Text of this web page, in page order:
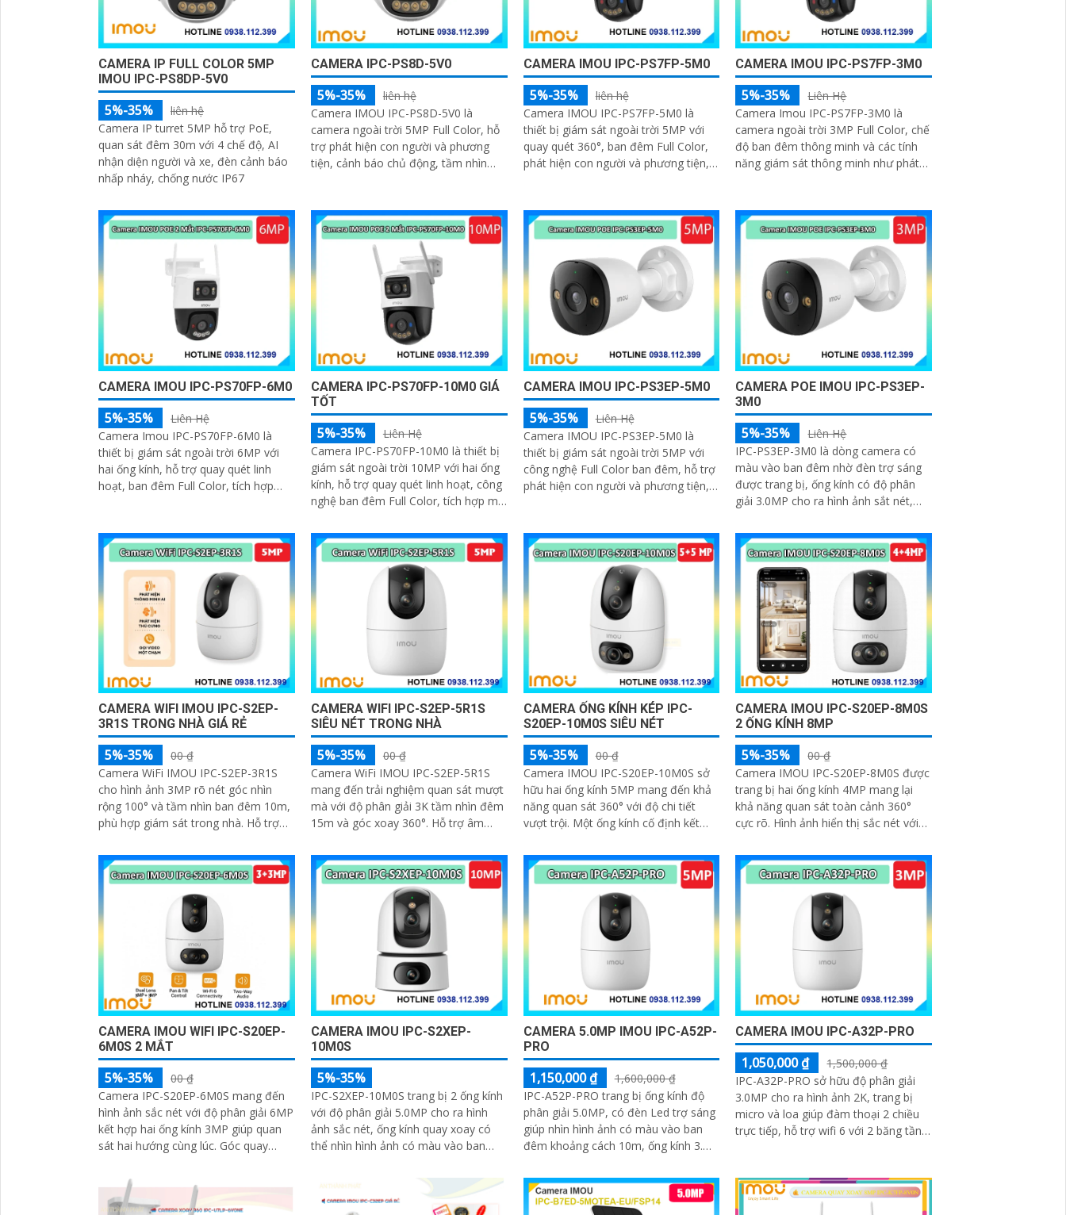
CAMERA IP FULL COLOR 5MP
IMOU IPC-PS8DP-5V0
5%-35%
liên hệ
Camera IP turret 5MP hỗ trợ PoE,
quan sát đêm 30m với 4 chế độ, AI
nhận diện người và xe, đèn cảnh báo
nhấp nháy, chống nước IP67
CAMERA IPC-PS8D-5V0
5%-35%
liên hệ
Camera IMOU IPC-PS8D-5V0 là
camera ngoài trời 5MP Full Color, hỗ
trợ phát hiện con người và phương
tiện, cảnh báo chủ động, tầm nhìn
nghiệp
CAMERA IMOU IPC-PS7FP-5M0
5%-35%
liên hệ
Camera IMOU IPC-PS7FP-5M0 là
thiết bị giám sát ngoài trời 5MP với
quay quét 360°, ban đêm Full Color,
phát hiện con người và phương tiện,
CAMERA IMOU IPC-PS7FP-3M0
5%-35%
Liên Hệ
Camera Imou IPC-PS7FP-3M0 là
camera ngoài trời 3MP Full Color, chế
độ ban đêm thông minh và các tính
năng giám sát thông minh như phát
hàng, bảo vệ an ninh hiệu quả
CAMERA IMOU IPC-PS70FP-6M0
5%-35%
Liên Hệ
Camera Imou IPC-PS70FP-6M0 là
thiết bị giám sát ngoài trời 6MP với
hai ống kính, hỗ trợ quay quét linh
hoạt, ban đêm Full Color, tích hợp
đặt cho gia đình, cửa hàng và văn
phòng
CAMERA IPC-PS70FP-10M0 GIÁ
TỐT
5%-35%
Liên Hệ
Camera IPC-PS70FP-10M0 là thiết bị
giám sát ngoài trời 10MP với hai ống
kính, hỗ trợ quay quét linh hoạt, công
nghệ ban đêm Full Color, tích hợp mic
và phương tiện, phù hợp lắp đặt cho
gia đình, cửa hàng và văn phòng
CAMERA IMOU IPC-PS3EP-5M0
5%-35%
Liên Hệ
Camera IMOU IPC-PS3EP-5M0 là
thiết bị giám sát ngoài trời 5MP với
công nghệ Full Color ban đêm, hỗ trợ
phát hiện con người và phương tiện,
cửa hàng và văn phòng
CAMERA POE IMOU IPC-PS3EP-
3M0
5%-35%
Liên Hệ
IPC-PS3EP-3M0 là dòng camera có
màu vào ban đêm nhờ đèn trợ sáng
được trang bị, ống kính có độ phân
giải 3.0MP cho ra hình ảnh sắt nét,
CAMERA WIFI IMOU IPC-S2EP-
3R1S TRONG NHÀ GIÁ RẺ
5%-35%
00 ₫
Camera WiFi IMOU IPC-S2EP-3R1S
cho hình ảnh 3MP rõ nét góc nhìn
rộng 100° và tầm nhìn ban đêm 10m,
phù hợp giám sát trong nhà. Hỗ trợ
chiều và kết nối Wi-Fi ổn định giúp
quan sát từ xa
CAMERA WIFI IPC-S2EP-5R1S
SIÊU NÉT TRONG NHÀ
5%-35%
00 ₫
Camera WiFi IMOU IPC-S2EP-5R1S
mang đến trải nghiệm quan sát mượt
mà với độ phân giải 3K tầm nhìn đêm
15m và góc xoay 360°. Hỗ trợ âm
chạm và lưu trữ thẻ nhớ tới 256GB
CAMERA ỐNG KÍNH KÉP IPC-
S20EP-10M0S SIÊU NÉT
5%-35%
00 ₫
Camera IMOU IPC-S20EP-10M0S sở
hữu hai ống kính 5MP mang đến khả
năng quan sát 360° với độ chi tiết
vượt trội. Một ống kính cố định kết
diện mà không bỏ sót điểm mù
CAMERA IMOU IPC-S20EP-8M0S
2 ỐNG KÍNH 8MP
5%-35%
00 ₫
Camera IMOU IPC-S20EP-8M0S được
trang bị hai ống kính 4MP mang lại
khả năng quan sát toàn cảnh 360°
cực rõ. Hình ảnh hiển thị sắc nét với
ngang 355° và dọc 90°
CAMERA IMOU WIFI IPC-S20EP-
6M0S 2 MẮT
5%-35%
00 ₫
Camera IPC-S20EP-6M0S mang đến
hình ảnh sắc nét với độ phân giải 6MP
kết hợp hai ống kính 3MP giúp quan
sát hai hướng cùng lúc. Góc quay
ngoại 15m cho phép ghi hình rõ nét
cả ngày lẫn đêm
CAMERA IMOU IPC-S2XEP-
10M0S
5%-35%
IPC-S2XEP-10M0S trang bị 2 ống kính
với độ phân giải 5.0MP cho ra hình
ảnh sắc nét, ống kính quay xoay có
thể nhìn hình ảnh có màu vào ban
thoại 2 chiều, trang bị cổng LAN cắm
mạng trực tiếp nâng cao độ ổn định
CAMERA 5.0MP IMOU IPC-A52P-
PRO
1,150,000 ₫
1,600,000 ₫
IPC-A52P-PRO trang bị ống kính độ
phân giải 5.0MP, có đèn Led trợ sáng
giúp nhìn hình ảnh có màu vào ban
đêm khoảng cách 10m, ống kính 3.
công...
CAMERA IMOU IPC-A32P-PRO
1,050,000 ₫
1,500,000 ₫
IPC-A32P-PRO sở hữu độ phân giải
3.0MP cho ra hình ảnh 2K, trang bị
micro và loa giúp đàm thoại 2 chiều
trực tiếp, hỗ trợ wifi 6 với 2 băng tần